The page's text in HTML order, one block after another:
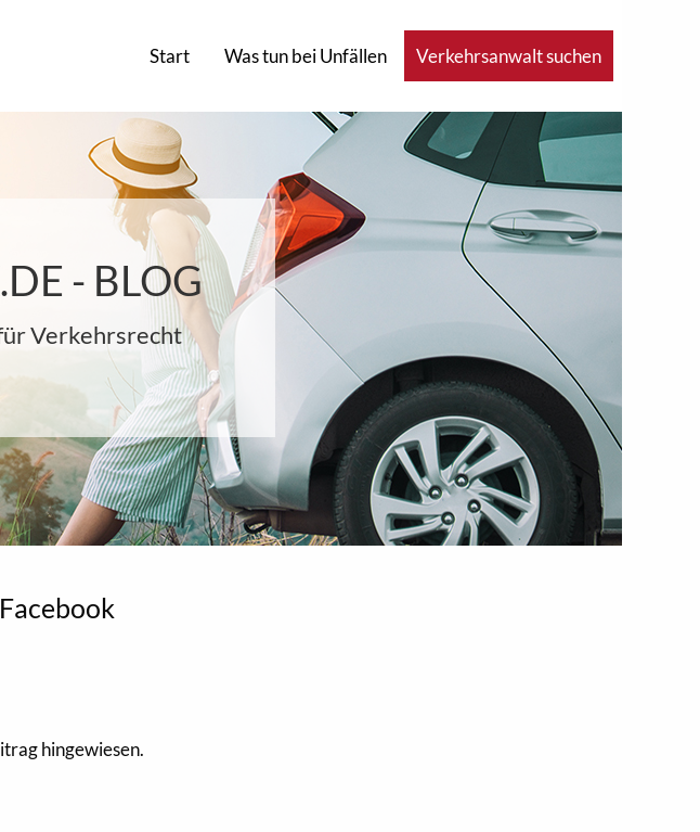
Start Was tun bei Unfällen Verkehrsanwalt suchen
- BLOG
Verkehrsrecht
hingewiesen.